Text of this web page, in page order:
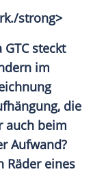
./strong>
GTC steckt
im
die
auch beim
Aufwand?
Räder eines